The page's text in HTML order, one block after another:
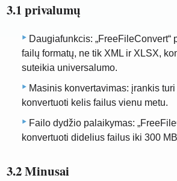
3.1 privalumų
Daugiafunkcis: „FreeFileConvert“
failų formatų, ne tik XML ir XLSX,
suteikia universalumo.
Masinis konvertavimas: įrankis
konvertuoti kelis failus vienu metu.
Failo dydžio palaikymas:
konvertuoti didelius failus iki 300
3.2 Minusai